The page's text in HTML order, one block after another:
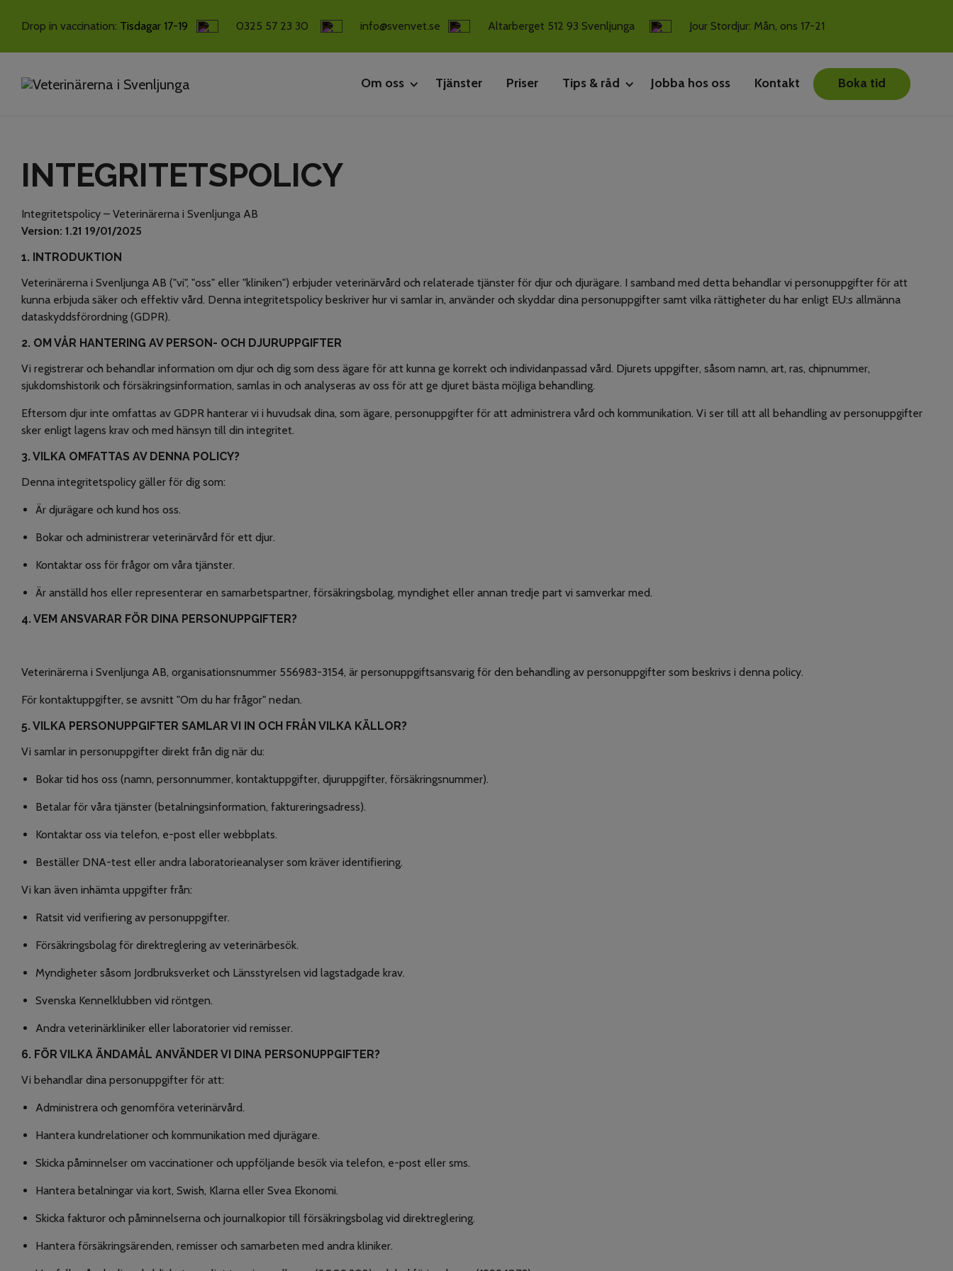
Drop in vaccination: Tisdagar 17-19 0325 57 23 30 info@svenvet.se Altarberget 512 93 Svenljunga Jour Stordjur: Mån, ons 17-21
Om oss Tjänster Priser Tips & råd Jobba hos oss Kontakt Boka tid
INTEGRITETSPOLICY
Integritetspolicy – Veterinärerna i Svenljunga AB
Version: 1.21 19/01/2025
1. INTRODUKTION
Veterinärerna i Svenljunga AB ("vi", "oss" eller "kliniken") erbjuder veterinärvård och relaterade tjänster för djur och djurägare. I samband med detta behandlar vi personuppgifter för att
kunna erbjuda säker och effektiv vård. Denna integritetspolicy beskriver hur vi samlar in, använder och skyddar dina personuppgifter samt vilka rättigheter du har enligt EU:s allmänna
dataskyddsförordning (GDPR).
2. OM VÅR HANTERING AV PERSON- OCH DJURUPPGIFTER
Vi registrerar och behandlar information om djur och dig som dess ägare för att kunna ge korrekt och individanpassad vård. Djurets uppgifter, såsom namn, art, ras, chipnummer,
sjukdomshistorik och försäkringsinformation, samlas in och analyseras av oss för att ge djuret bästa möjliga behandling.
Eftersom djur inte omfattas av GDPR hanterar vi i huvudsak dina, som ägare, personuppgifter för att administrera vård och kommunikation. Vi ser till att all behandling av personuppgifter
sker enligt lagens krav och med hänsyn till din integritet.
3. VILKA OMFATTAS AV DENNA POLICY?
Denna integritetspolicy gäller för dig som:
Är djurägare och kund hos oss.
Bokar och administrerar veterinärvård för ett djur.
Kontaktar oss för frågor om våra tjänster.
Är anställd hos eller representerar en samarbetspartner, försäkringsbolag, myndighet eller annan tredje part vi samverkar med.
4. VEM ANSVARAR FÖR DINA PERSONUPPGIFTER?
Veterinärerna i Svenljunga AB, organisationsnummer 556983-3154, är personuppgiftsansvarig för den behandling av personuppgifter som beskrivs i denna policy.
För kontaktuppgifter, se avsnitt "Om du har frågor" nedan.
5. VILKA PERSONUPPGIFTER SAMLAR VI IN OCH FRÅN VILKA KÄLLOR?
Vi samlar in personuppgifter direkt från dig när du:
Bokar tid hos oss (namn, personnummer, kontaktuppgifter, djuruppgifter, försäkringsnummer).
Betalar för våra tjänster (betalningsinformation, faktureringsadress).
Kontaktar oss via telefon, e-post eller webbplats.
Beställer DNA-test eller andra laboratorieanalyser som kräver identifiering.
Vi kan även inhämta uppgifter från:
Ratsit vid verifiering av personuppgifter.
Försäkringsbolag för direktreglering av veterinärbesök.
Myndigheter såsom Jordbruksverket och Länsstyrelsen vid lagstadgade krav.
Svenska Kennelklubben vid röntgen.
Andra veterinärkliniker eller laboratorier vid remisser.
6. FÖR VILKA ÄNDAMÅL ANVÄNDER VI DINA PERSONUPPGIFTER?
Vi behandlar dina personuppgifter för att:
Administrera och genomföra veterinärvård.
Hantera kundrelationer och kommunikation med djurägare.
Skicka påminnelser om vaccinationer och uppföljande besök via telefon, e-post eller sms.
Hantera betalningar via kort, Swish, Klarna eller Svea Ekonomi.
Skicka fakturor och påminnelserna och journalkopior till försäkringsbolag vid direktreglering.
Hantera försäkringsärenden, remisser och samarbeten med andra kliniker.